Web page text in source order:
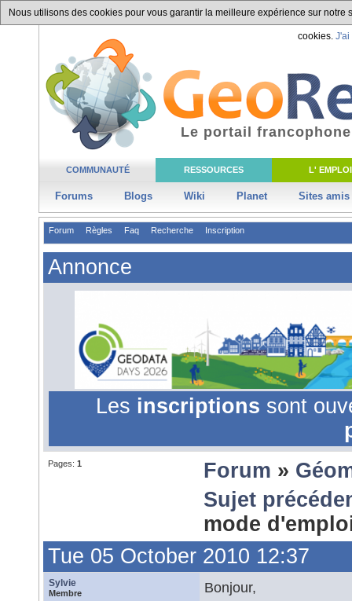
Nous utilisons des cookies pour vous garantir la meilleure expérience sur
cookies. J'ai
COMMUNAUTÉ RESSOURCES L' EMPLOI
Forums Blogs Wiki Planet Sites amis
Le portail
Forum Règles Faq Recherche Inscription
Annonce
Les inscriptions sont
Pages: 1 Forum »
Sujet
mode
Tue 05 October 2010 12:37
Sylvie
Membre
Bonjour,